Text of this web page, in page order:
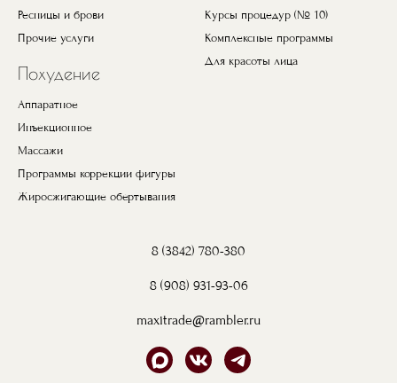
Ресницы и брови
Прочие услуги
Похудение
Аппаратное
Инъекционное
Массажи
Программы коррекции фигуры
Жиросжигающие обертывания
Курсы процедур (№ 10)
Комплексные программы
Для красоты лица
8 (3842) 780-380
8 (908) 931-93-06
maxitrade@rambler.ru